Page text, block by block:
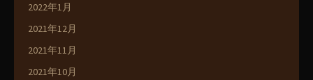
2022年1月
2021年12月
2021年11月
2021年10月